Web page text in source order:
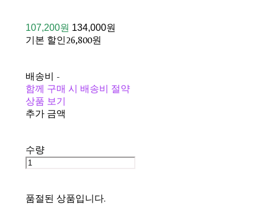
107,200원 134,000원
기본 할인26,800원
배송비 -
함께 구매 시 배송비 절약
상품 보기
추가 금액
수량
품절된 상품입니다.